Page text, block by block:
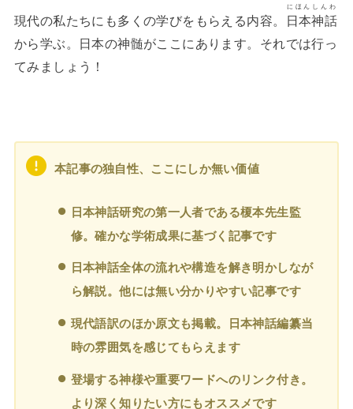
現代の私たちにも多くの学びをもらえる内容。 日本神話
にほんしんわ
から学ぶ。日本の神髄がここにあります。それでは行っ
てみましょう！
本記事の独自性、ここにしか無い価値
日本神話研究の第一人者である榎本先生監
修。確かな学術成果に基づく記事です
日本神話全体の流れや構造を解き明かしなが
ら解説。他には無い分かりやすい記事です
現代語訳のほか原文も掲載。日本神話編纂当
時の雰囲気を感じてもらえます
登場する神様や重要ワードへのリンク付き。
より深く知りたい方にもオススメです